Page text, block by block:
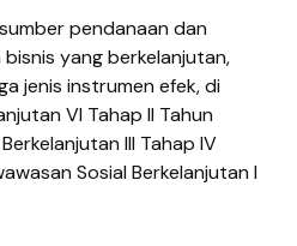
pendanaan dan
yang berkelanjutan,
jenis instrumen efek, di
VI Tahap II Tahun
III Tahap IV
Sosial Berkelanjutan I